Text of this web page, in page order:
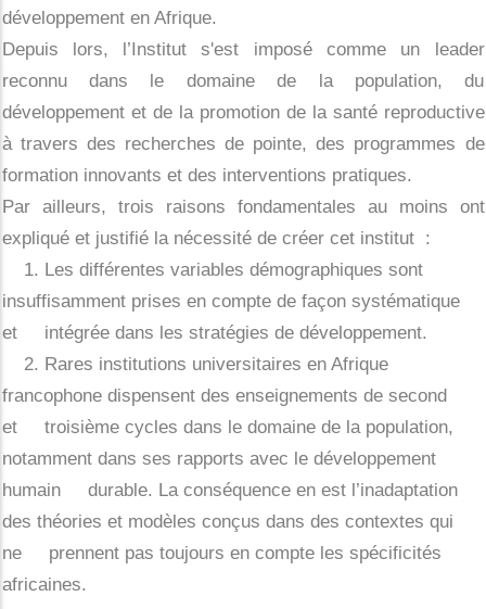
développement en Afrique.
Depuis lors, l’Institut s'est imposé comme un leader
reconnu dans le domaine de la population, du
développement et de la promotion de la santé reproductive
à travers des recherches de pointe, des programmes de
formation innovants et des interventions pratiques.
Par ailleurs, trois raisons fondamentales au moins ont
expliqué et justifié la nécessité de créer cet institut :
1. Les différentes variables démographiques sont
insuffisamment prises en compte de façon systématique
et intégrée dans les stratégies de développement.
2. Rares institutions universitaires en Afrique
francophone dispensent des enseignements de second
et troisième cycles dans le domaine de la population,
notamment dans ses rapports avec le développement
humain durable. La conséquence en est l’inadaptation
des théories et modèles conçus dans des contextes qui
ne prennent pas toujours en compte les spécificités
africaines.